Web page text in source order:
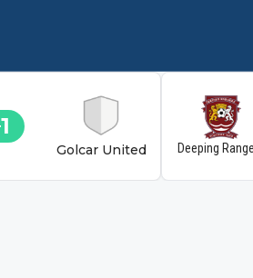
1
Golcar United Deeping